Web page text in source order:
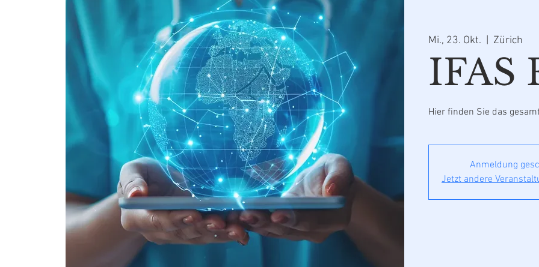
Mi., 23. Okt. Zürich
IFAS
Hier finden Sie das
Anmeldung
Jetzt andere